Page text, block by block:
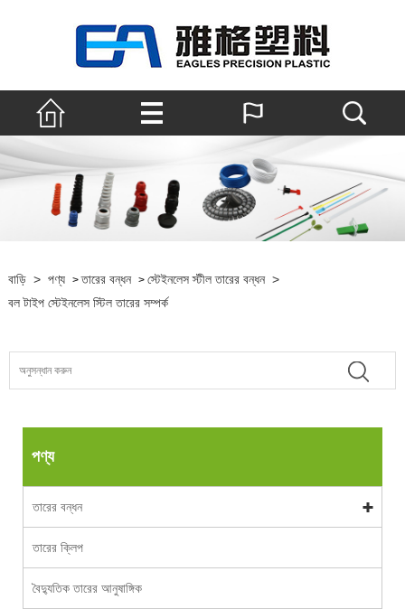
বাড়ি > পণ্য >তারের বন্ধন > স্টেইনলেস স্টীল তারের বন্ধন >
বল টাইপ স্টেইনলেস স্টিল তারের সম্পর্ক
পণ্য
তারের বন্ধন
তারের ক্লিপ
বৈদ্যুতিক তারের আনুষাঙ্গিক